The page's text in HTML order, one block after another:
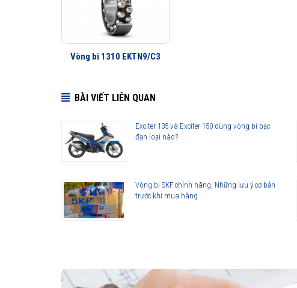
Vòng bi 1310 EKTN9/C3
BÀI VIẾT LIÊN QUAN
Exciter 135 và Exciter 150 dùng vòng bi bạc
đạn loại nào?
Vòng bi SKF chính hãng, Những lưu ý cơ bản
trước khi mua hàng